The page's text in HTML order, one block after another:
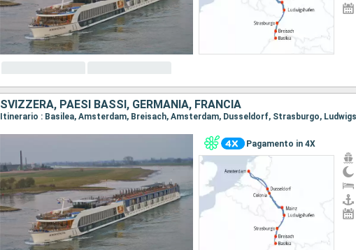
SVIZZERA, PAESI BASSI, GERMANIA, FRANCIA
Pagamento in 4X